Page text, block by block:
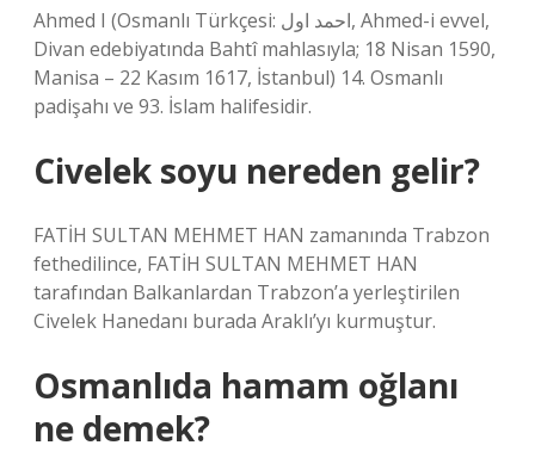
Ahmed I (Osmanlı Türkçesi: احمد اول, Ahmed-i evvel,
Divan edebiyatında Bahtî mahlasıyla; 18 Nisan 1590,
Manisa – 22 Kasım 1617, İstanbul) 14. Osmanlı
padişahı ve 93. İslam halifesidir.
Civelek soyu nereden gelir?
FATİH SULTAN MEHMET HAN zamanında Trabzon
fethedilince, FATİH SULTAN MEHMET HAN
tarafından Balkanlardan Trabzon’a yerleştirilen
Civelek Hanedanı burada Araklı’yı kurmuştur.
Osmanlıda hamam oğlanı
ne demek?